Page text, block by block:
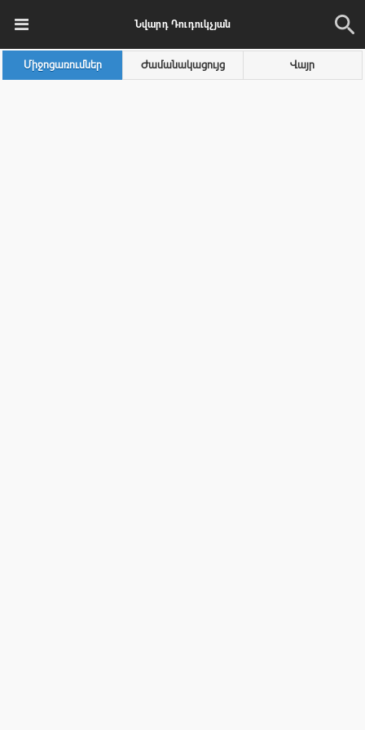
Նվարդ Դուդուկչյան
Միջոցառումներ Ժամանակացույց Վայր